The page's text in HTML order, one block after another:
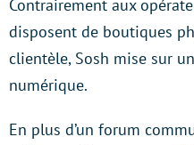
Contrairement aux
disposent de boutiques
clientèle, Sosh mise sur
numérique.
En plus d’un forum